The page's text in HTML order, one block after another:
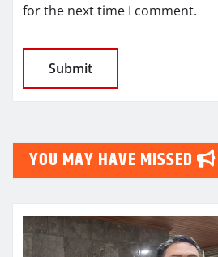
for the next time I comment.
YOU MAY HAVE MISSED